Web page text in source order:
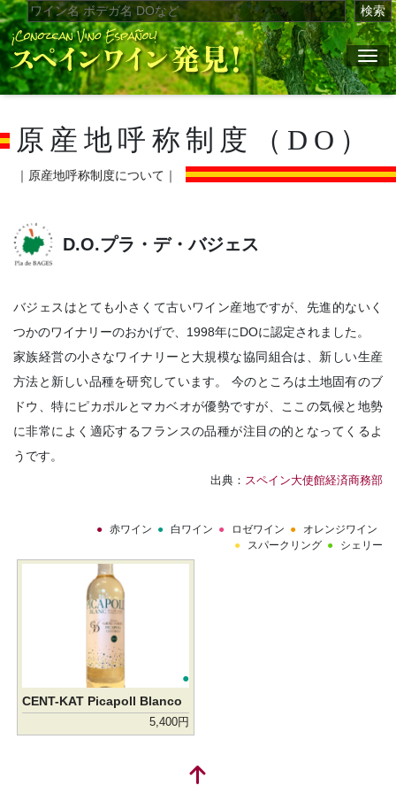
検索
ナ
原産地呼称制度（DO）
｜ 原産地呼称制度について ｜
D.O.プラ・デ・バジェス
バジェスはとても小さくて古いワイン産地ですが、先進的ないく
つかのワイナリーのおかげで、1998年にDOに認定されました。
家族経営の小さなワイナリーと大規模な協同組合は、新しい生産
方法と新しい品種を研究しています。 今のところは土地固有のブ
ドウ、特にピカポルとマカベオが優勢ですが、ここの気候と地勢
に非常によく適応するフランスの品種が注目の的となってくるよ
うです。
出典： スペイン大使館経済商務部
赤ワイン 白ワイン ロゼワイン
オレンジワイン
スパークリング
シェリー
CENT-KAT Picapoll Blanco
5,400円